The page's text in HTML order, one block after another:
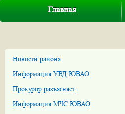
Главная
Новости района
Информация УВД ЮВАО
Прокурор разъясняет
Информация МЧС ЮВАО